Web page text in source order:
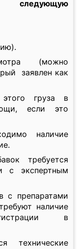
следующую
(можно
заявлен как
груза в
если это
наличие
требуется
с экспертным
с препаратами
наличие
в
технические